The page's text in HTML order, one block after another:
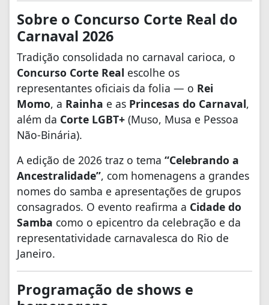
Sobre o Concurso Corte Real do
Carnaval 2026
Tradição consolidada no carnaval carioca, o
Concurso Corte Real escolhe os
representantes oficiais da folia — o Rei
Momo, a Rainha e as Princesas do Carnaval,
além da Corte LGBT+ (Muso, Musa e Pessoa
Não-Binária).
A edição de 2026 traz o tema “Celebrando a
Ancestralidade”, com homenagens a grandes
nomes do samba e apresentações de grupos
consagrados. O evento reafirma a Cidade do
Samba como o epicentro da celebração e da
representatividade carnavalesca do Rio de
Janeiro.
Programação de shows e